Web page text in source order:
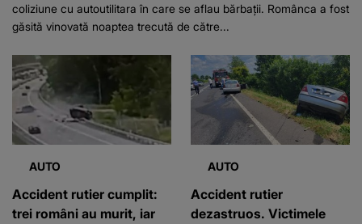
coliziune cu autoutilitara în care se aflau bărbații. Românca a fost
găsită vinovată noaptea trecută de către...
AUTO
Accident rutier cumplit:
trei români au murit, iar
AUTO
Accident rutier
dezastruos. Victimele